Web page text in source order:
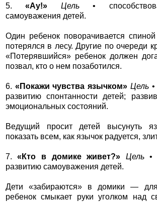
5.«Ау!» Цель•
самоуважения детей.
Один ребенок поворачивается
потерялся в лесу. Другие по очереди
«Потерявшийся» ребенок должен
позвал, кто о нем позаботился.
6. «Покажи чувства язычком» Цель
развитию спонтанности детей;
эмоциональных состояний.
Ведущий просит детей высунуть
показать всем, как язычок радуется,
7.«Кто в домике живет?» Цель•
развитию самоуважения детей.
Дети «забираются» в домики —
ребенок смыкает руки уголком над